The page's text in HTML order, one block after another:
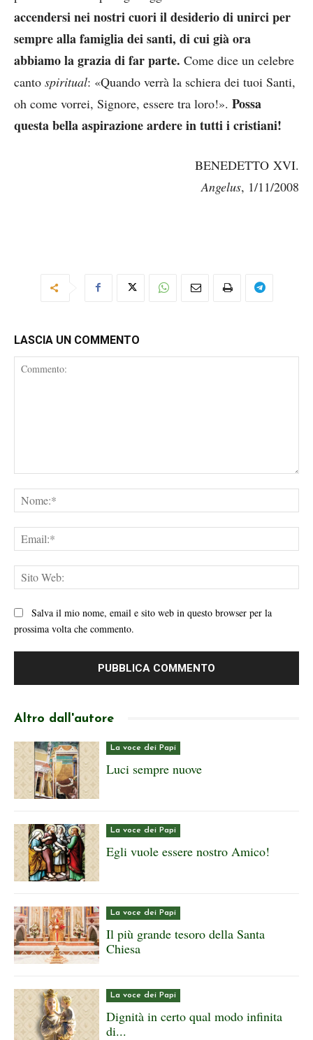
accendersi nei nostri cuori il desiderio di unirci per
sempre alla famiglia dei santi, di cui già ora
abbiamo la grazia di far parte. Come dice un celebre
canto spiritual: «Quando verrà la schiera dei tuoi Santi,
oh come vorrei, Signore, essere tra loro!». Possa
questa bella aspirazione ardere in tutti i cristiani!
BENEDETTO XVI.
Angelus, 1/11/2008
LASCIA UN COMMENTO
Salva il mio nome, email e sito web in questo browser per la
prossima volta che commento.
Altro dall'autore
La voce dei Papi
Luci sempre nuove
La voce dei Papi
Egli vuole essere nostro Amico!
La voce dei Papi
Il più grande tesoro della Santa
Chiesa
La voce dei Papi
Dignità in certo qual modo infinita
di...